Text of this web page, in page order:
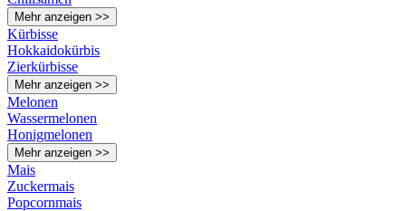
Mehr anzeigen >>
Kürbisse
Hokkaidokürbis
Zierkürbisse
Mehr anzeigen >>
Melonen
Wassermelonen
Honigmelonen
Mehr anzeigen >>
Mais
Zuckermais
Popcornmais